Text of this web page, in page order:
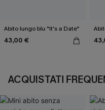
Abito lungo blu "It's a Date"
43,00 €
ACQUISTATI